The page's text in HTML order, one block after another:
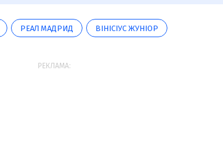
РЕАЛ МАДРИД ВІНІСІУС ЖУНІОР
РЕКЛАМА: